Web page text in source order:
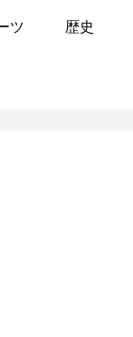
ツ 歴史